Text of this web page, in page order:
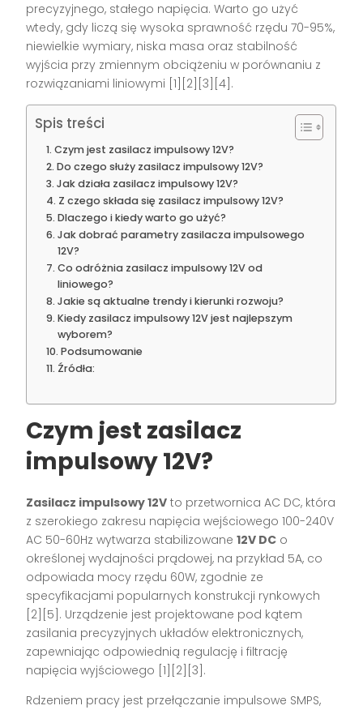
precyzyjnego, stałego napięcia. Warto go użyć
wtedy, gdy liczą się wysoka sprawność rzędu 70-95%,
niewielkie wymiary, niska masa oraz stabilność
wyjścia przy zmiennym obciążeniu w porównaniu z
rozwiązaniami liniowymi [1][2][3][4].
Spis treści
Czym jest zasilacz impulsowy 12V?
Do czego służy zasilacz impulsowy 12V?
Jak działa zasilacz impulsowy 12V?
Z czego składa się zasilacz impulsowy 12V?
Dlaczego i kiedy warto go użyć?
Jak dobrać parametry zasilacza impulsowego
12V?
Co odróżnia zasilacz impulsowy 12V od
liniowego?
Jakie są aktualne trendy i kierunki rozwoju?
Kiedy zasilacz impulsowy 12V jest najlepszym
wyborem?
Podsumowanie
Źródła:
Czym jest zasilacz
impulsowy 12V?
Zasilacz impulsowy 12V to przetwornica AC DC, która
z szerokiego zakresu napięcia wejściowego 100-240V
AC 50-60Hz wytwarza stabilizowane12V DC o
określonej wydajności prądowej, na przykład 5A, co
odpowiada mocy rzędu 60W, zgodnie ze
specyfikacjami popularnych konstrukcji rynkowych
[2][5]. Urządzenie jest projektowane pod kątem
zasilania precyzyjnych układów elektronicznych,
zapewniając odpowiednią regulację i filtrację
napięcia wyjściowego [1][2][3].
Rdzeniem pracy jest przełączanie impulsowe SMPS,